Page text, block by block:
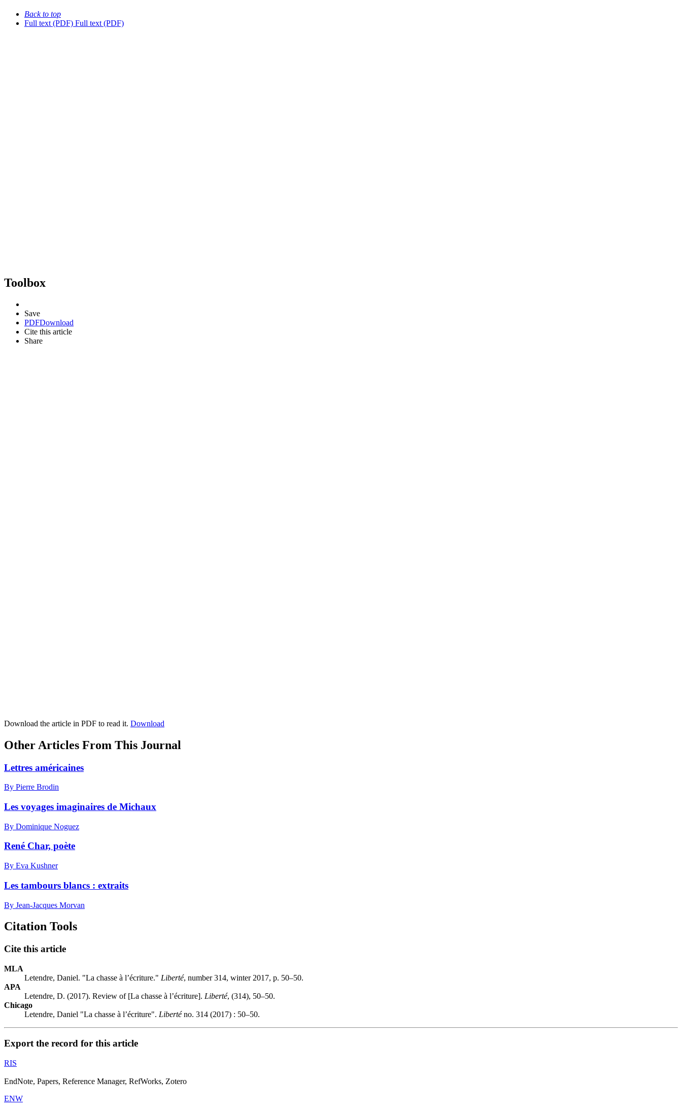
Back to top
Full text (PDF) Full text (PDF)
Toolbox
Save
PDFDownload
Cite this article
Share
Download the article in PDF to read it. Download
Other Articles From This Journal
Lettres américaines
By Pierre Brodin
Les voyages imaginaires de Michaux
By Dominique Noguez
René Char, poète
By Eva Kushner
Les tambours blancs : extraits
By Jean-Jacques Morvan
Citation Tools
Cite this article
MLA
Letendre, Daniel. "La chasse à l’écriture." Liberté, number 314, winter 2017, p. 50–50.
APA
Letendre, D. (2017). Review of [La chasse à l’écriture]. Liberté, (314), 50–50.
Chicago
Letendre, Daniel "La chasse à l’écriture". Liberténo. 314 (2017) : 50–50.
Export the record for this article
RIS
EndNote, Papers, Reference Manager, RefWorks, Zotero
ENW